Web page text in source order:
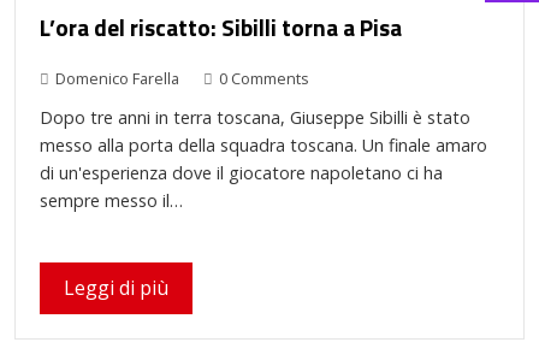
L’ora del riscatto: Sibilli torna a Pisa
Domenico Farella 0 Comments
Dopo tre anni in terra toscana, Giuseppe Sibilli è stato
messo alla porta della squadra toscana. Un finale amaro
di un'esperienza dove il giocatore napoletano ci ha
sempre messo il…
Leggi di più